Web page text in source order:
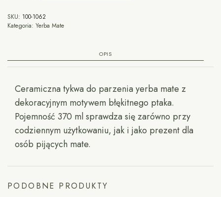
SKU: 100-1062
Kategoria: Yerba Mate
OPIS
Ceramiczna tykwa do parzenia yerba mate z
dekoracyjnym motywem błękitnego ptaka.
Pojemność 370 ml sprawdza się zarówno przy
codziennym użytkowaniu, jak i jako prezent dla
osób pijących mate.
PODOBNE PRODUKTY